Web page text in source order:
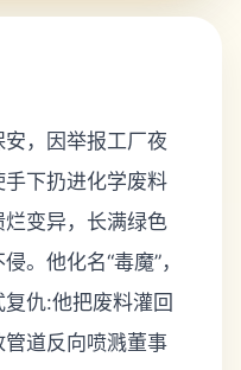
，因举报工厂夜
下扔进化学废料
变异，长满绿色
。他化名“毒魔”，
仇:他把废料灌回
道反向喷溅董事